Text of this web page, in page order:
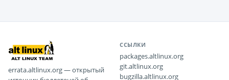
errata.altlinux.org — открытый
ССЫЛКИ
packages.altlinux.org
git.altlinux.org
bugzilla.altlinux.org